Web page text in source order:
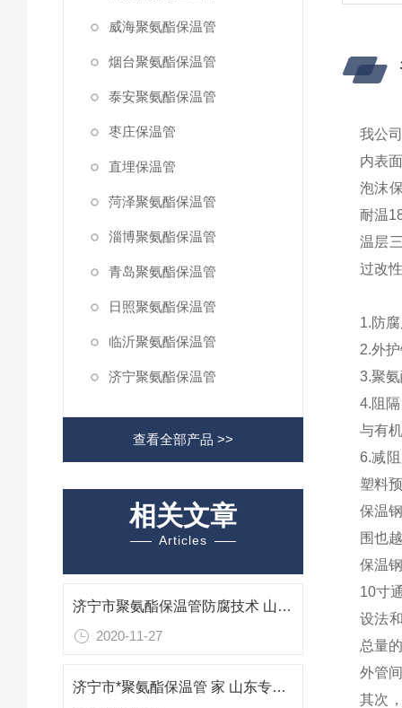
威海聚氨酯保温管
烟台聚氨酯保温管
泰安聚氨酯保温管
枣庄保温管
直埋保温管
菏泽聚氨酯保温管
淄博聚氨酯保温管
青岛聚氨酯保温管
日照聚氨酯保温管
临沂聚氨酯保温管
济宁聚氨酯保温管
查看全部产品 >>
相关文章
Articles
济宁市聚氨酯保温管防腐技术 山东专业防腐保温材料
2020-11-27
济宁市*聚氨酯保温管 家 山东专业防腐保温材料
我公
内表
泡沫
耐温
温层
过改
1.防
2.外
3.聚
4.阻
与有
6.减
塑料
保温
围也
保温
10寸
设法
总量
外管
其次